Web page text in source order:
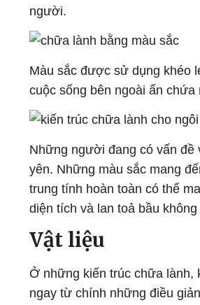
người.
Màu sắc được sử dụng khéo
cuộc sống bên ngoài ẩn chứa
Những người đang có vấn đề
yên. Những màu sắc mang
trung tính hoàn toàn có thể
diện tích và lan toả bầu
Vật liệu
Ở những kiến trúc chữa lành,
ngay từ chính những điều